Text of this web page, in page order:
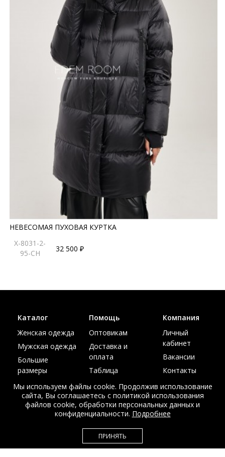
НЕВЕСОМАЯ ПУХОВАЯ КУРТКА
X-8031-2-
95-CH
32 500 ₽
© Интернет магазин верхней одежды из меха и кожи
EDEM-ROOM 2011-2026
Каталог
Женская одежда
Мужская одежда
Большие
размеры
Акции
Помощь
Оптовикам
Доставка и
оплата
Таблица
Компания
Личный
кабинет
Вакансии
Контакты
Мы используем файлы cookie. Продолжив использование
сайта, Вы соглашаетесь с политикой использования
файлов cookie, обработки персональных данных и
конфиденциальности. Подробнее
ПРИНЯТЬ